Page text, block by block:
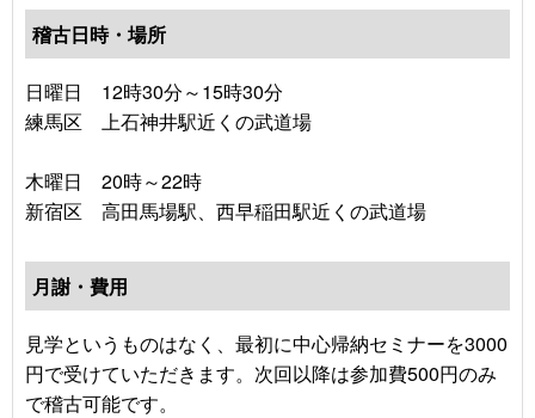
稽古日時・場所
日曜日 12時30分～15時30分
練馬区 上石神井駅近くの武道場
木曜日 20時～22時
新宿区 高田馬場駅、西早稲田駅近くの武道場
月謝・費用
見学というものはなく、最初に中心帰納セミナーを3000
円で受けていただきます。次回以降は参加費500円のみ
で稽古可能です。